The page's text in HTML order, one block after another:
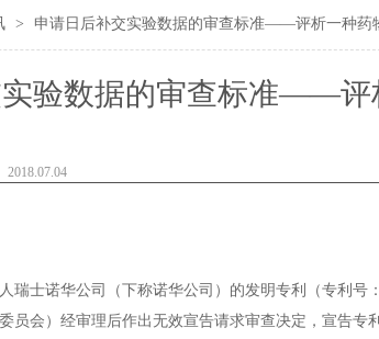
> 申请日后补交实验数据的审查标准——评析一种药
验数据的审查标准——评
2018.07.04
士诺华公司（下称诺华公司）的发明专利（专利号
员会）经审理后作出无效宣告请求审查决定，宣告专